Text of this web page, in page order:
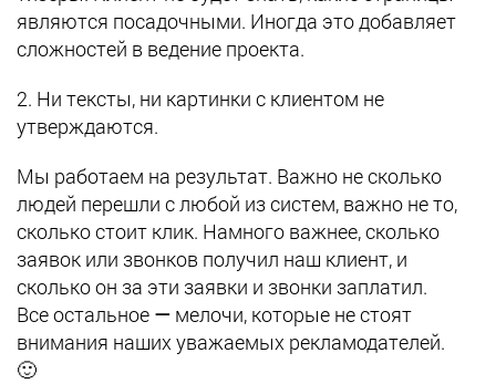
являются посадочными. Иногда это добавляет
сложностей в ведение проекта.
2. Ни тексты, ни картинки с клиентом не
утверждаются.
Мы работаем на результат. Важно не сколько
людей перешли с любой из систем, важно не то,
сколько стоит клик. Намного важнее, сколько
заявок или звонков получил наш клиент, и
сколько он за эти заявки и звонки заплатил.
Все остальное — мелочи, которые не стоят
внимания наших уважаемых рекламодателей.
🙂